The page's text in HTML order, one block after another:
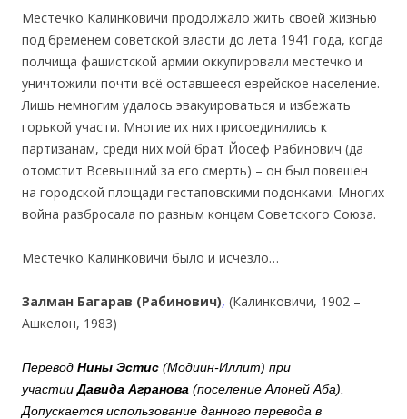
Местечко Калинковичи продолжало жить своей жизнью
под бременем советской власти до лета 1941 года, когда
полчища фашистской армии оккупировали местечко и
уничтожили почти всё оставшееся еврейское население.
Лишь немногим удалось эвакуироваться и избежать
горькой участи. Многие их них присоединились к
партизанам, среди них мой брат Йосеф Рабинович (да
отомстит Всевышний за его смерть) – он был повешен
на городской площади гестаповскими подонками. Многих
война разбросала по разным концам Советского Союза.
Местечко Калинковичи было и исчезло…
Залман Багарав (Рабинович), (Калинковичи, 1902 –
Ашкелон, 1983)
Перевод Нины Эстис (Модиин-Иллит) при
участииДавида Агранова (поселение Алоней Аба).
Допускается использование данного перевода в